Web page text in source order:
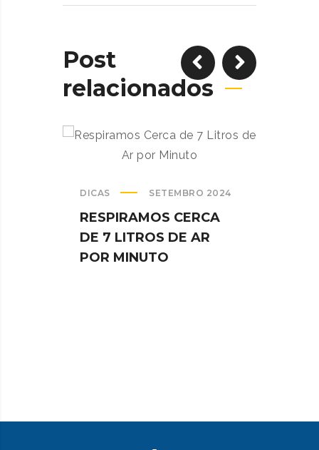
Post
relacionados
DICAS SETEMBRO 2024
RESPIRAMOS CERCA
DE 7 LITROS DE AR
POR MINUTO